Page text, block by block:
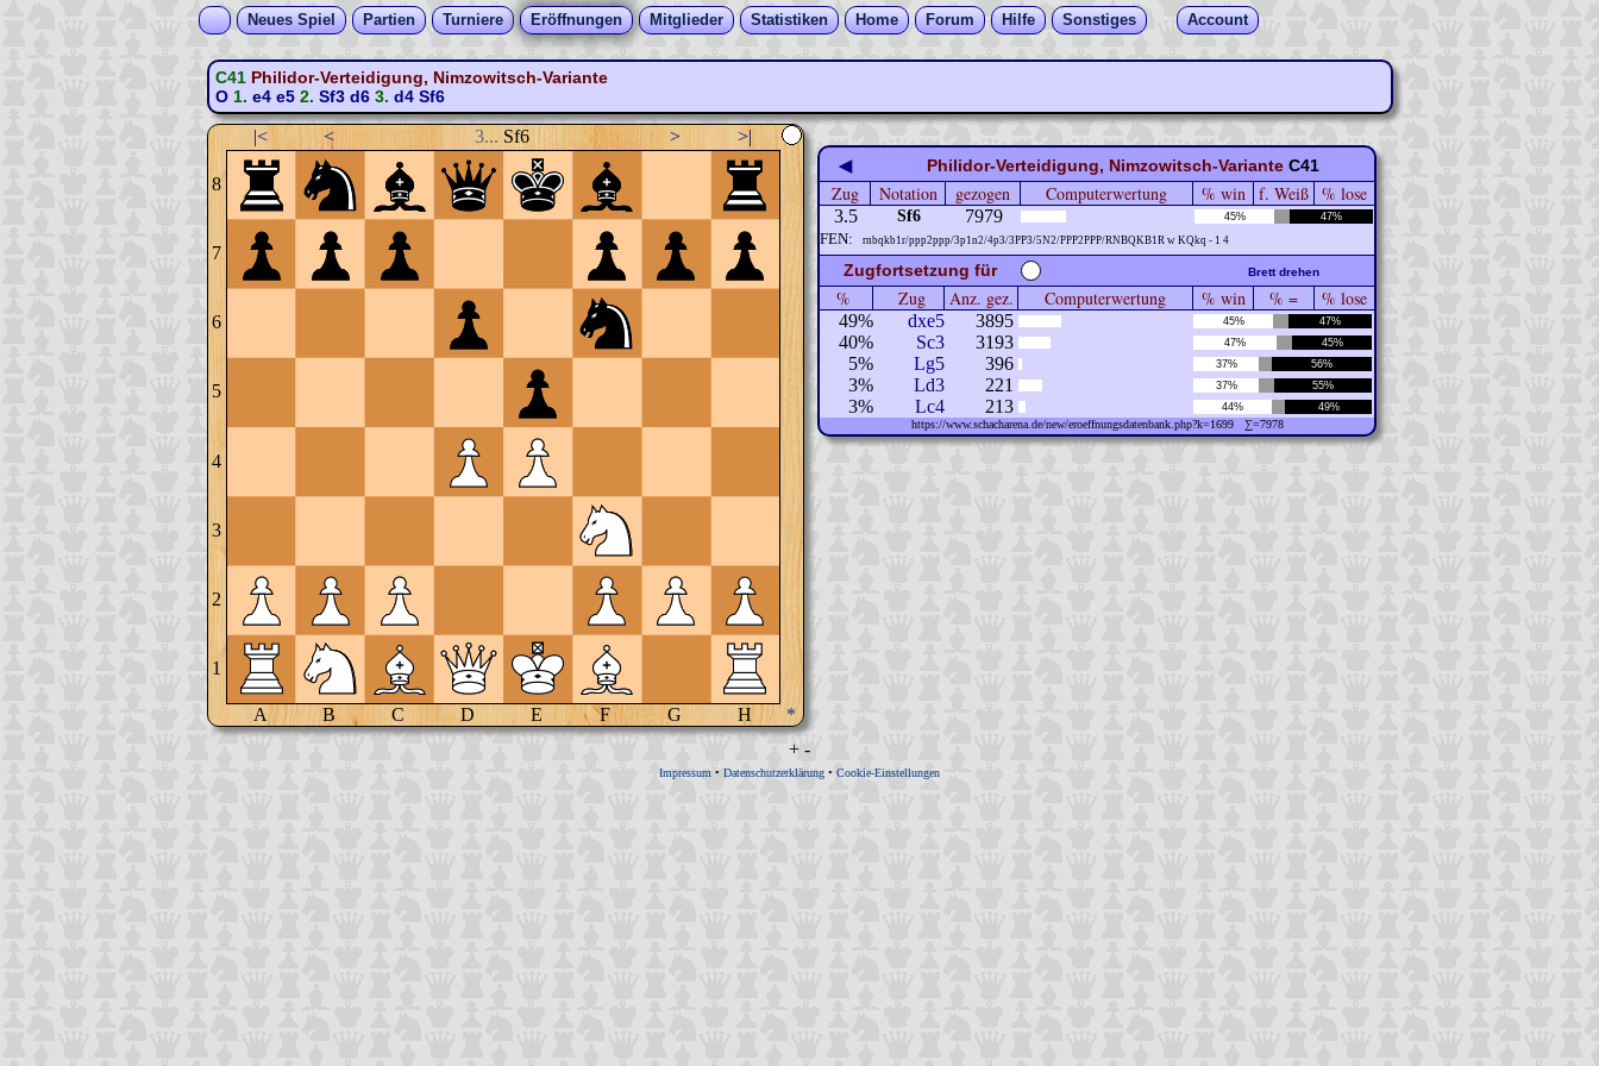
Neues Spiel Partien Turniere Eröffnungen Mitglieder Statistiken Home Forum Hilfe Sonstiges Account
C41 Philidor-Verteidigung, Nimzowitsch-Variante
O1. e4 e52. Sf3 d63. d4 Sf6
|< < 3... Sf6 > >|
8
7
6
5
4
3
2
1
A B C D E F G H *
◀ Philidor-Verteidigung, Nimzowitsch-Variante C41
Zug Notation gezogen Computerwertung % win f. Weiß % lose
3.5 Sf6 7979 45% 47%
FEN: rnbqkb1r/ppp2ppp/3p1n2/4p3/3PP3/5N2/PPP2PPP/RNBQKB1R w KQkq - 1 4
Zugfortsetzung für Brett drehen
% Zug Anz. gez. Computerwertung % win % = % lose
49% dxe5 3895 45% 47%
40% Sc3 3193 47% 45%
5% Lg5 396 37% 56%
3% Ld3 221 37% 55%
3% Lc4 213 44% 49%
https://www.schacharena.de/new/eroeffnungsdatenbank.php?k=1699 ∑=7978
+ -
Impressum • Datenschutzerklärung • Cookie-Einstellungen